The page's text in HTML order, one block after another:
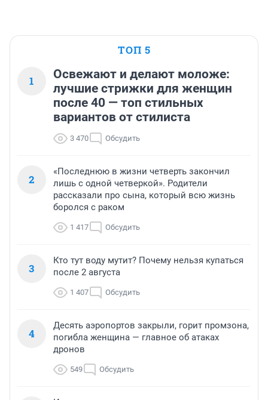
ТОП 5
1
Освежают и делают моложе:
лучшие стрижки для женщин
после 40 — топ стильных
вариантов от стилиста
3 470 Обсудить
2
«Последнюю в жизни четверть закончил
лишь с одной четверкой». Родители
рассказали про сына, который всю жизнь
боролся с раком
1 417 Обсудить
3
Кто тут воду мутит? Почему нельзя купаться
после 2 августа
1 407 Обсудить
4
Десять аэропортов закрыли, горит промзона,
погибла женщина — главное об атаках
дронов
549 Обсудить